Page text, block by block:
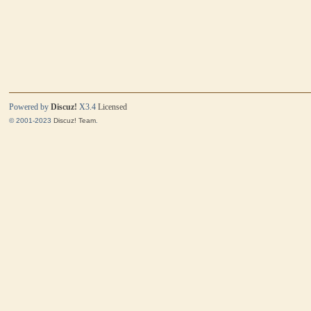
Powered byDiscuz! X3.4 Licensed
© 2001-2023Discuz! Team